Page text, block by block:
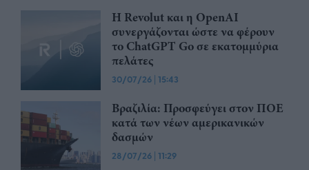
Η Revolut και η OpenAI
συνεργάζονται ώστε να φέρουν
το ChatGPT Go σε εκατομμύρια
πελάτες
30/07/26 | 15:43
Βραζιλία: Προσφεύγει στον ΠΟΕ
κατά των νέων αμερικανικών
δασμών
28/07/26 | 11:29